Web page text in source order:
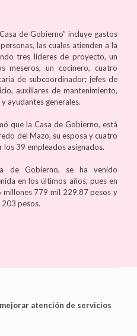
de Gobierno” incluye gastos
las cuales atienden a la
tres líderes de proyecto, un
meseros, un cocinero, cuatro
de subcoordinador; jefes de
auxiliares de mantenimiento,
ayudantes generales.
que la Casa de Gobierno, está
del Mazo, su esposa y cuatro
39 empleados asignados.
de Gobierno, se ha venido
en los últimos años, pues en
779 mil 229.87 pesos y
pesos.
atención de servicios